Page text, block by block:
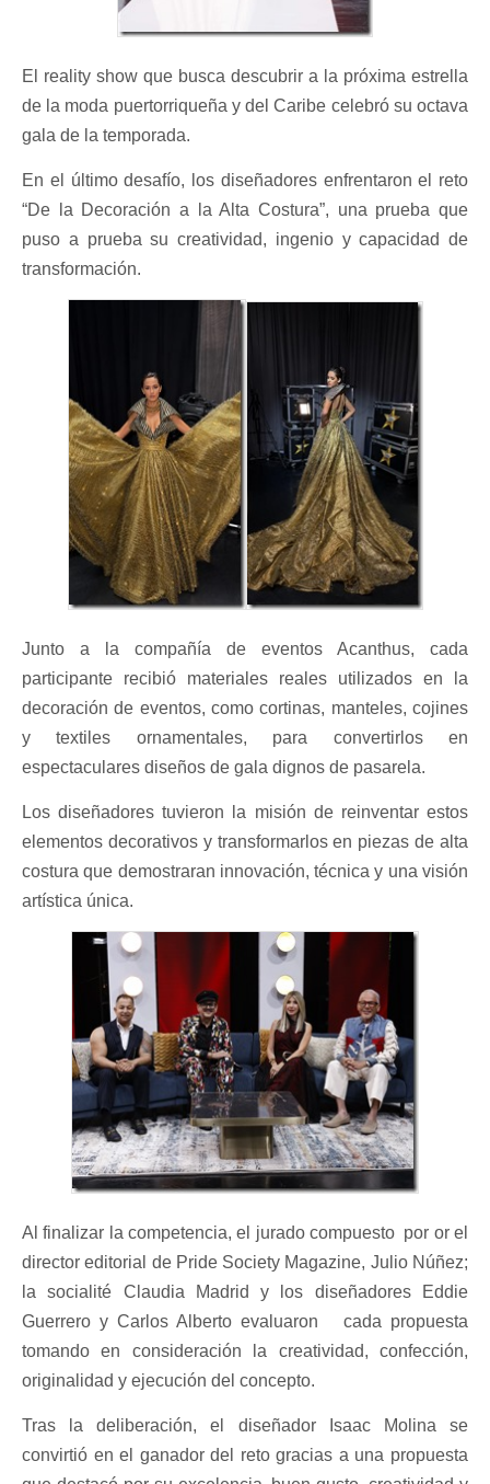
El reality show que busca descubrir a la próxima estrella
de la moda puertorriqueña y del Caribe celebró su octava
gala de la temporada.
En el último desafío, los diseñadores enfrentaron el reto
“De la Decoración a la Alta Costura”, una prueba que
puso a prueba su creatividad, ingenio y capacidad de
transformación.
Junto a la compañía de eventos Acanthus, cada
participante recibió materiales reales utilizados en la
decoración de eventos, como cortinas, manteles, cojines
y textiles ornamentales, para convertirlos en
espectaculares diseños de gala dignos de pasarela.
Los diseñadores tuvieron la misión de reinventar estos
elementos decorativos y transformarlos en piezas de alta
costura que demostraran innovación, técnica y una visión
artística única.
Al finalizar la competencia, el jurado compuesto por or el
director editorial de Pride Society Magazine, Julio Núñez;
la socialité Claudia Madrid y los diseñadores Eddie
Guerrero y Carlos Alberto evaluaron cada propuesta
tomando en consideración la creatividad, confección,
originalidad y ejecución del concepto.
Tras la deliberación, el diseñador Isaac Molina se
convirtió en el ganador del reto gracias a una propuesta